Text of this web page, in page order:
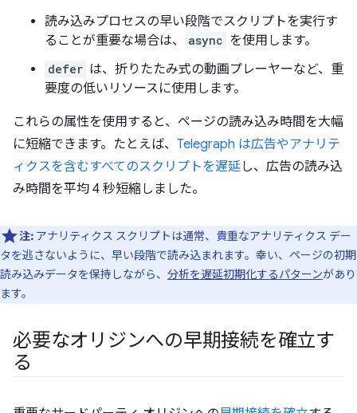
読み込みプロセスの早い段階でスクリプトを実行す
ることが重要な場合は、
async を使用します。
defer は、折りたたみ式の動画プレーヤーなど、重
要度の低いリソースに使用します。
これらの属性を使用すると、ページの読み込み時間を大幅
に短縮できます。たとえば、 Telegraph は広告やアナリテ
ィクスを含むすべてのスクリプトを遅延し、広告の読み込
み時間を平均 4 秒短縮しました。
注: アナリティクス スクリプトは通常、貴重なアナリティクス デー
タを逃さないように、早い段階で読み込まれます。幸い、ページの初期
読み込みデータを保持しながら、 分析を遅延初期化するパターンがあり
ます。
必要なオリジンへの早期接続を確立す
る